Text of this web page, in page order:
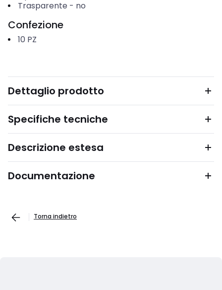
Trasparente - no
Confezione
10 PZ
Dettaglio prodotto
Specifiche tecniche
Descrizione estesa
Documentazione
Torna indietro